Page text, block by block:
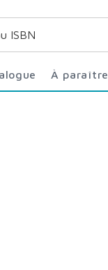
À paraître